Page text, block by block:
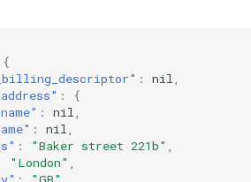
{
: nil,
:
{
: nil,
: nil,
: "Baker street 221b" ,
"London" ,